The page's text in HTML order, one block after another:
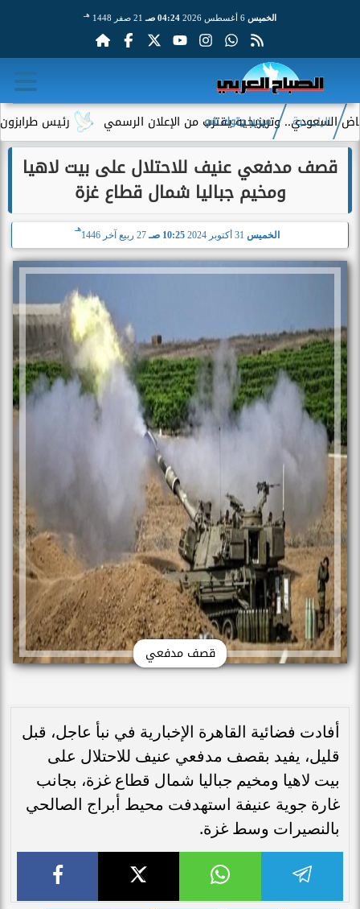
الخميس 04:24 صـ 21 صفر 1448 هـ
رئيس طرابزون سبور وتريزيجيه يقترب من الإعلان الرسمي
الرئيسية ميديا وتوك شو
قصف مدفعي عنيف للاحتلال على بيت لاهيا
ومخيم جباليا شمال قطاع غزة
الخميس 10:25 صـ 27 ربيع آخر 1446
هـ
قصف مدفعي
أفادت فضائية القاهرة الإخبارية في نبأ عاجل، قبل
قليل، يفيد بقصف مدفعي عنيف للاحتلال على
بيت لاهيا ومخيم جباليا شمال قطاع غزة، بجانب
غارة جوية عنيفة استهدفت محيط أبراج الصالحي
بالنصيرات وسط غزة.